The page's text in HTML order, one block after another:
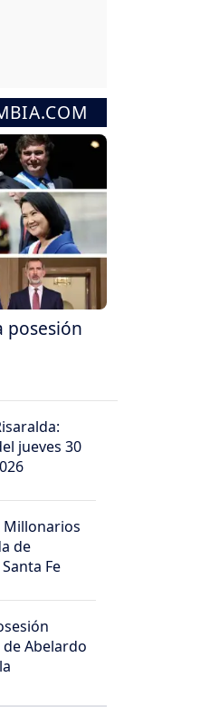
posesión
jueves 30
Millonarios
de
Fe
Abelardo